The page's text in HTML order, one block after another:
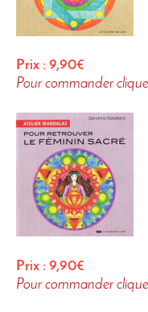
Prix : 9,90€
Pour commander
Prix : 9,90€
Pour commander